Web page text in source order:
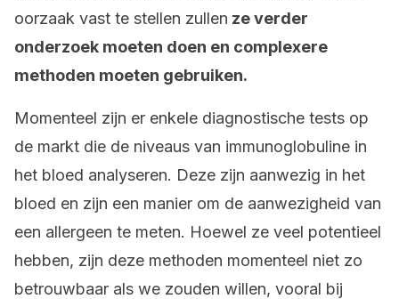
oorzaak vast te stellen zullen ze verder
onderzoek moeten doen en complexere
methoden moeten gebruiken.
Momenteel zijn er enkele diagnostische tests op
de markt die de niveaus van immunoglobuline in
het bloed analyseren. Deze zijn aanwezig in het
bloed en zijn een manier om de aanwezigheid van
een allergeen te meten. Hoewel ze veel potentieel
hebben, zijn deze methoden momenteel niet zo
betrouwbaar als we zouden willen, vooral bij